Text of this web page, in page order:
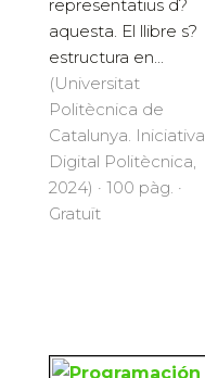
representatius d?
aquesta. El llibre s?
estructura en...
(Universitat
Politècnica de
Catalunya. Iniciativa
Digital Politècnica,
2024) · 100 pàg. ·
Gratuït